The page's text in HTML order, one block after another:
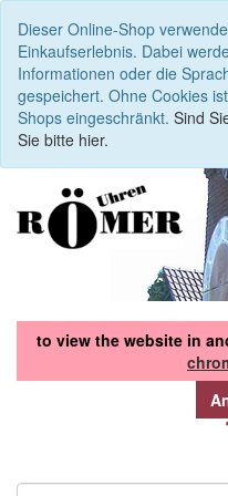
Dieser Online-Shop
Einkaufserlebnis. Dabei
Informationen oder die
gespeichert. Ohne Cookies
Shops eingeschränkt. Sind
Sie bitte hier.
to view the website in